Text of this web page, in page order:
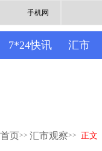
手机网
7*24快讯 汇市
首页>> 汇市观察>> 正文